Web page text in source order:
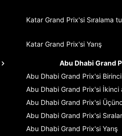
Katar Grand Prix'si Sıralama
Katar Grand Prix'si Yarış
Abu Dhabi Grand
Abu Dhabi Grand Prix'si
Abu Dhabi Grand Prix'si İkinci
Abu Dhabi Grand Prix'si
Abu Dhabi Grand Prix'si
Abu Dhabi Grand Prix'si Yarış